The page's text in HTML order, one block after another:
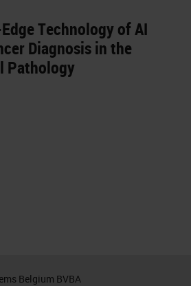
Technology of AI
Diagnosis in the
Pathology
Belgium BVBA